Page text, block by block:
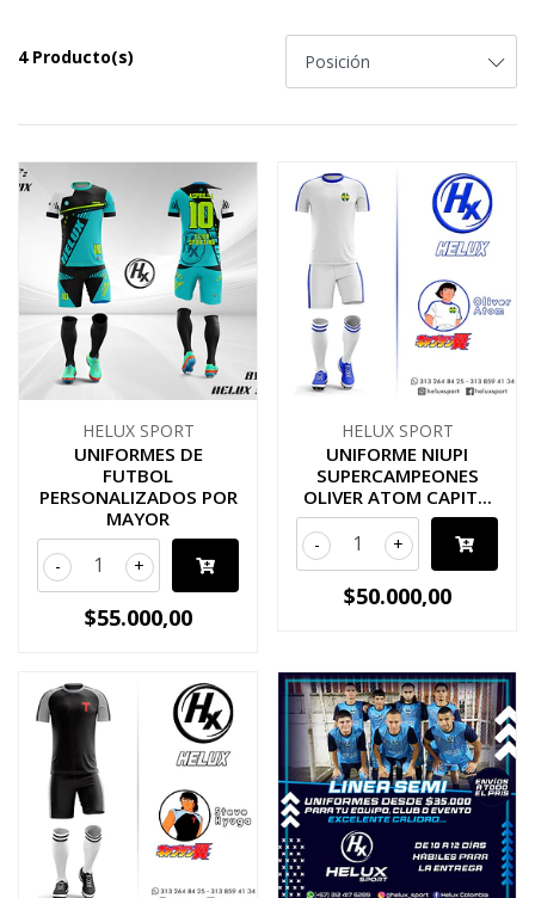
4 Producto(s)
HELUX SPORT
UNIFORMES DE
FUTBOL
PERSONALIZADOS POR
MAYOR
+
-
$55.000,00
HELUX SPORT
UNIFORME NIUPI
SUPERCAMPEONES
OLIVER ATOM CAPIT...
+
-
$50.000,00